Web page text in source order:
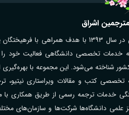
اشراق
شبکه مترجمین در سال 1393 با هدف
خدمات تخصصی دانشگاهی فعالیت خود را
شناخته می‌شود. این مجموعه با
تخصصی کتب و مقالات ویراستاری نیتیو،
خدمات ترجمه رسمی از طریق همکاری با